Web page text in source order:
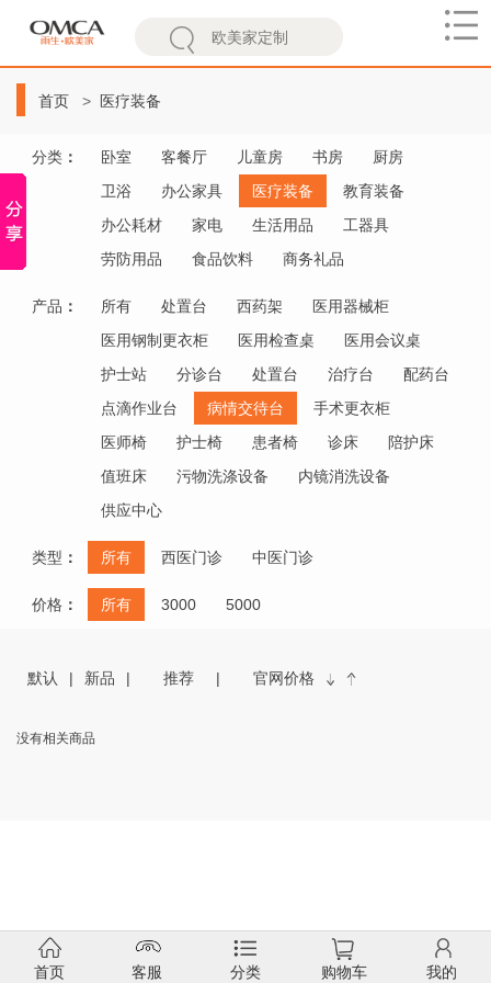
欧
首页 医疗装备
分类 ： 卧室 客餐厅 儿童房 书房
厨房
卫浴
办公家具 医疗装备
教育装备
办公耗材
家电 生活用品
工器具
劳防用品
食品饮料 商务礼品
产品 ： 所有 处置台 西药架
医用器械柜
医用钢制更衣柜
医用检查桌
医用会议桌
护士站
分诊台 处置台 治疗台
配药台
点滴作业台
病情交待台
手术更衣柜
医师椅
护士椅 患者椅 诊床
陪护床
值班床
污物洗涤设备
内镜消洗设备
供应中心
类型 ： 所有 西医门诊 中医门诊
价格 ： 所有 3000 5000
默认 新品 推荐 官网价格
没有相关商品
首页 客服 分类 购物车 我的